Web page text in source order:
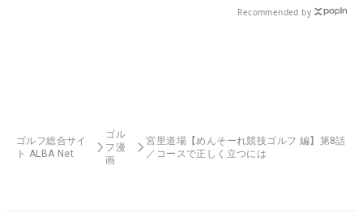
Recommended by
ゴルフ総合サイ
ト ALBA Net
ゴル
フ漫
画
宮里道場【めんそーれ競技ゴルフ 編】第8話
／コースで正しく立つには